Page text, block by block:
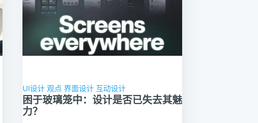
UI设计 观点 界面设计 互动设计
困于玻璃笼中：设计是否已失去其魅
力？